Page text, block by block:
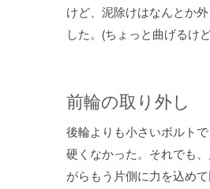
けど、泥除けはなんとか
した。(ちょっと曲げるけ
前輪の取り外し
後輪よりも小さいボルト
硬くなかった。それでも
がらもう片側に力を込めて